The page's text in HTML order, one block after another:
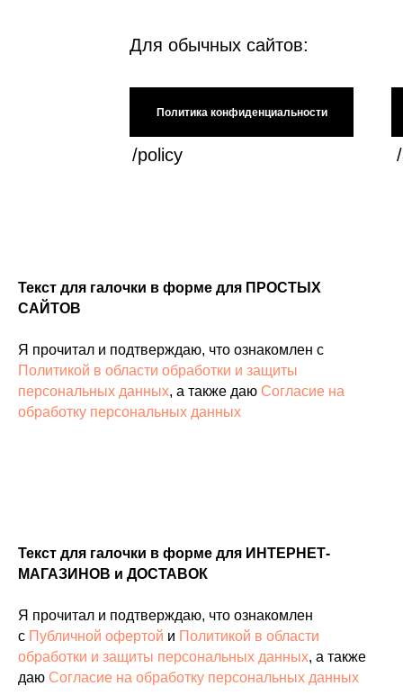
Политика конфиденциальности
/policy
Для обычных сайтов:
Текст для галочки в форме для ПРОСТЫХ
САЙТОВ
Я прочитал и подтверждаю, что ознакомлен с
Политикой в области обработки и защиты
персональных данных, а также даю Согласие на
обработку персональных данных
Текст для галочки в форме для ИНТЕРНЕТ-
МАГАЗИНОВ и ДОСТАВОК
Я прочитал и подтверждаю, что ознакомлен
с Публичной офертой и Политикой в области
обработки и защиты персональных данных, а также
даю Согласие на обработку персональных данных